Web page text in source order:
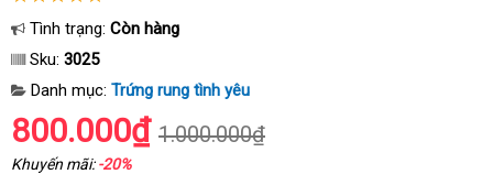
Tình trạng: Còn hàng
Sku: 3025
Danh mục: Trứng rung tình yêu
800.000₫ 1.000.000₫
Khuyến mãi:-20%